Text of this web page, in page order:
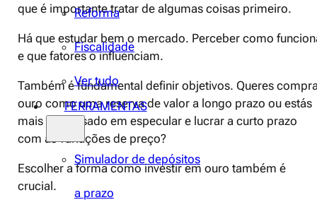
Reforma
Fiscalidade
Ver tudo
FERRAMENTAS
Simulador de depósitos
a prazo
que é importante tratar de algumas coisas primeiro.
Há que estudar bem o mercado. Perceber como
e que fatores o influenciam.
Também é fundamental definir objetivos. Queres
ouro como uma reserva de valor a longo prazo ou estás
mais interessado em especular e lucrar a curto prazo
com as variações de preço?
Escolher a forma como investir em ouro também é
crucial.